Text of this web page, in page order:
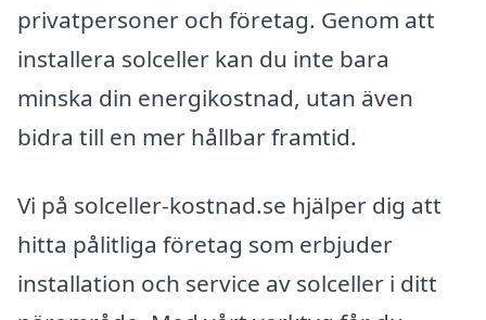
privatpersoner och företag. Genom att
installera solceller kan du inte bara
minska din energikostnad, utan även
bidra till en mer hållbar framtid.
Vi på solceller-kostnad.se hjälper dig att
hitta pålitliga företag som erbjuder
installation och service av solceller i ditt